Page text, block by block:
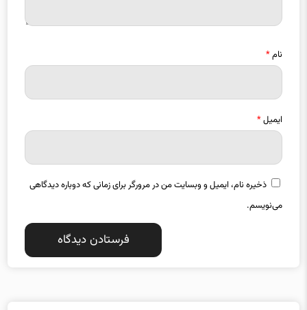
نام*
ایمیل*
ذخیره نام، ایمیل و وبسایت من در مرورگر برای زمانی که دوباره دیدگاهی
می‌نویسم.